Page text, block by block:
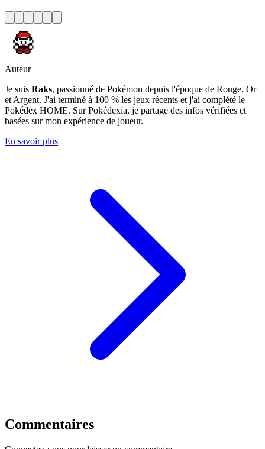
Auteur
Je suis Raks, passionné de Pokémon depuis l'époque de Rouge, Or
et Argent. J'ai terminé à 100 % les jeux récents et j'ai complété le
Pokédex HOME. Sur Pokédexia, je partage des infos vérifiées et
basées sur mon expérience de joueur.
En savoir plus
Commentaires